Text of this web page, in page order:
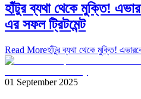
হাঁটুর ব্যথা থেকে মুক্তি!
এর সফল ট্রিটমেন্ট
Read Moreহাঁটুর ব্যথা থেকে মুক্তি!
01 September 2025